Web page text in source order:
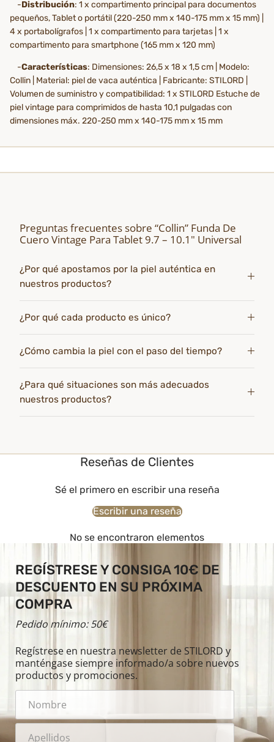
-Distribución: 1 x compartimento principal para documentos
pequeños, Tablet o portátil (220-250 mm x 140-175 mm x 15 mm) |
4 x portabolígrafos | 1 x compartimento para tarjetas | 1 x
compartimento para smartphone (165 mm x 120 mm)
-Características: Dimensiones: 26,5 x 18 x 1,5 cm | Modelo:
Collin | Material: piel de vaca auténtica | Fabricante: STILORD |
Volumen de suministro y compatibilidad: 1 x STILORD Estuche de
piel vintage para comprimidos de hasta 10,1 pulgadas con
dimensiones máx. 220-250 mm x 140-175 mm x 15 mm
Preguntas frecuentes sobre “Collin” Funda De
Cuero Vintage Para Tablet 9.7 – 10.1" Universal
¿Por qué apostamos por la piel auténtica en
nuestros productos?
¿Por qué cada producto es único?
¿Cómo cambia la piel con el paso del tiempo?
¿Para qué situaciones son más adecuados
nuestros productos?
Reseñas de Clientes
Sé el primero en escribir una reseña
Escribir una reseña
No se encontraron elementos
REGÍSTRESE Y CONSIGA 10€ DE
DESCUENTO EN SU PRÓXIMA
COMPRA
Pedido mínimo: 50€
Regístrese en nuestra newsletter de STILORD y
manténgase siempre informado/a sobre nuevos
productos y promociones.